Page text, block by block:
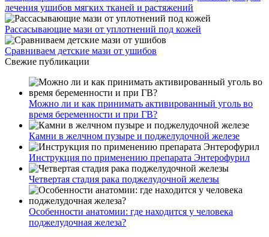
лечения ушибов мягких тканей и растяжений
Рассасывающие мази от уплотнений под кожей
Сравниваем детские мази от ушибов
Свежие публикации
Можно ли и как принимать активированный уголь во
время беременности и при ГВ?
Камни в желчном пузыре и поджелудочной железе
Инструкция по применению препарата Энтерофурил
Четвертая стадия рака поджелудочной железы
Особенности анатомии: где находится у человека
поджелудочная железа?